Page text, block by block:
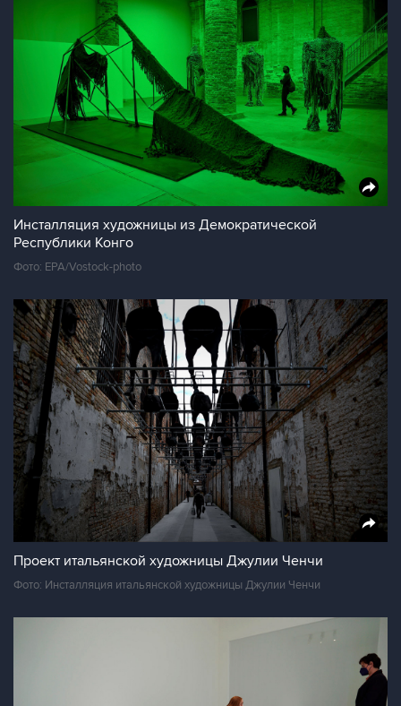
Инсталляция художницы из Демократической
Республики Конго
Фото: EPA/Vostock-photo
Проект итальянской художницы Джулии Ченчи
Фото: Инсталляция итальянской художницы Джулии Ченчи